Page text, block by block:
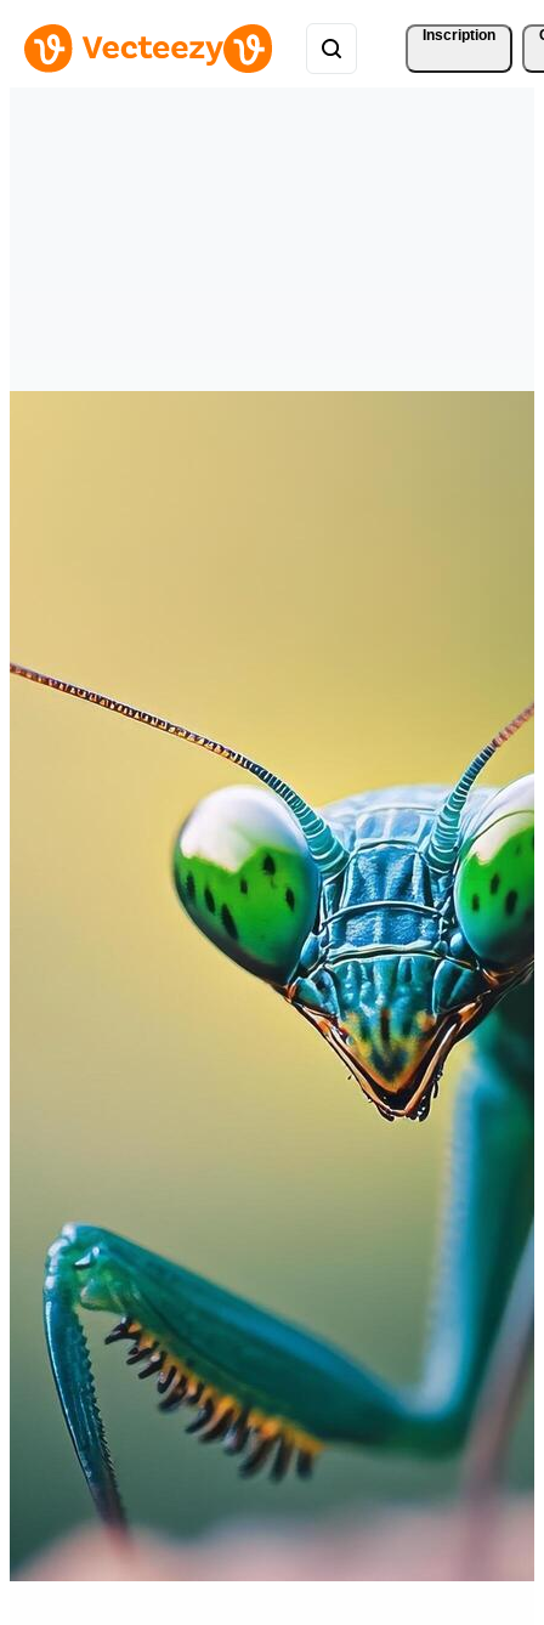
Inscription